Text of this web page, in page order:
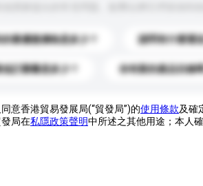
最優惠價格是多少？ 請問有什麼運
訂購量是多少？ 你有新的產品目錄嗎
意香港貿易發展局(“貿發局”)的使用條款及確
局在私隱政策聲明中所述之其他用途；本人